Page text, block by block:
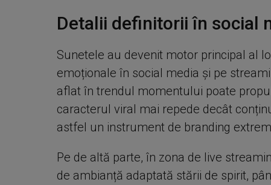
Detalii definitorii în social
Sunetele au devenit motor principal al
emoționale în social media și pe
aflat în trendul momentului poate
caracterul viral mai repede decât
astfel un instrument de branding
Pe de altă parte, în zona de live
de ambianță adaptată stării de spirit,